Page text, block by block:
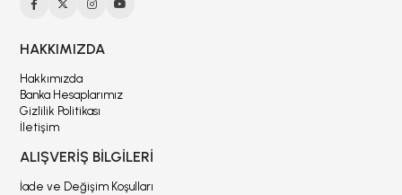
HAKKIMIZDA
Hakkımızda
Banka Hesaplarımız
Gizlilik Politikası
İletişim
ALIŞVERİŞ BİLGİLERİ
İade ve Değişim Koşulları